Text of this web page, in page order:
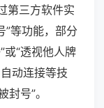
第三方软件实
”等功能，部分
或“透视他人牌
动连接等技
号”。